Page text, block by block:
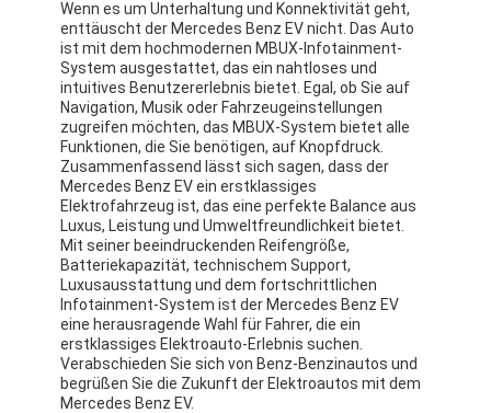
Zu Hause
Produkte
Videos
Über uns
Werksbesichtigung
Wenn es um Unterhaltung und Konnektivität geht,
enttäuscht der Mercedes Benz EV nicht. Das Auto
ist mit dem hochmodernen MBUX-Infotainment-
System ausgestattet, das ein nahtloses und
intuitives Benutzererlebnis bietet. Egal, ob Sie auf
Navigation, Musik oder Fahrzeugeinstellungen
zugreifen möchten, das MBUX-System bietet alle
Funktionen, die Sie benötigen, auf Knopfdruck.
Zusammenfassend lässt sich sagen, dass der
Mercedes Benz EV ein erstklassiges
Elektrofahrzeug ist, das eine perfekte Balance aus
Luxus, Leistung und Umweltfreundlichkeit bietet.
Mit seiner beeindruckenden Reifengröße,
Batteriekapazität, technischem Support,
Luxusausstattung und dem fortschrittlichen
Infotainment-System ist der Mercedes Benz EV
eine herausragende Wahl für Fahrer, die ein
erstklassiges Elektroauto-Erlebnis suchen.
Verabschieden Sie sich von Benz-Benzinautos und
begrüßen Sie die Zukunft der Elektroautos mit dem
Mercedes Benz EV.